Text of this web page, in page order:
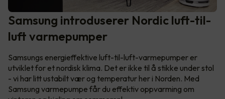
Samsung introduserer Nordic luft-til-
luft varmepumper
Samsungs energieffektive luft-til-luft-varmepumper er
utviklet for et nordisk klima. Det er ikke til å stikke under stol
- vi har litt ustabilt vær og temperatur her i Norden. Med
Samsung varmepumpe får du effektiv oppvarming om